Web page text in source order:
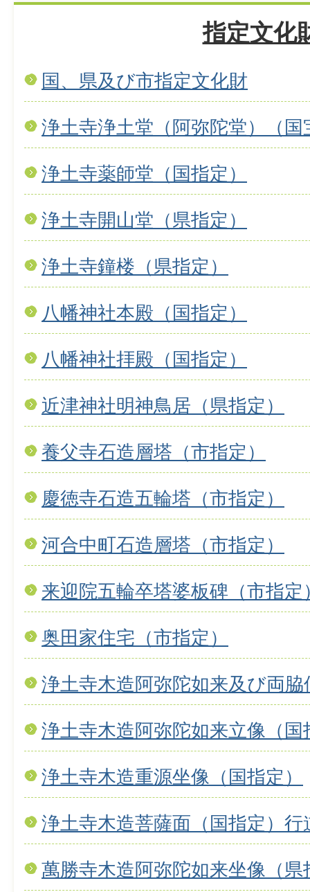
指定文化
国、県及び市指定文化財
浄土寺浄土堂（阿弥陀堂）（国
浄土寺薬師堂（国指定）
浄土寺開山堂（県指定）
浄土寺鐘楼（県指定）
八幡神社本殿（国指定）
八幡神社拝殿（国指定）
近津神社明神鳥居（県指定）
養父寺石造層塔（市指定）
慶徳寺石造五輪塔（市指定）
河合中町石造層塔（市指定）
来迎院五輪卒塔婆板碑（市指定
奥田家住宅（市指定）
浄土寺木造阿弥陀如来及び両
浄土寺木造阿弥陀如来立像（国
浄土寺木造重源坐像（国指定）
浄土寺木造菩薩面（国指定）行
萬勝寺木造阿弥陀如来坐像（県